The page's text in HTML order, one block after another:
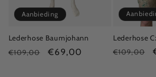
Aanbieding
Lederhose Baumjohann
Normale
€109,00 Aanbiedingsprijs
€69,00
Lederhose
Normale
€109,00